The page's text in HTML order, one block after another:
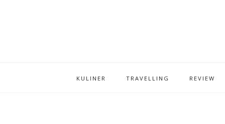
KULINER TRAVELLING REVIEW